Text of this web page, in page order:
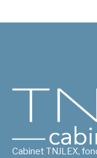
Cabinet TNJLEX,